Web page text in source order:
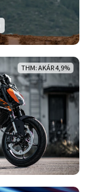
THM: AKÁR 4,9%